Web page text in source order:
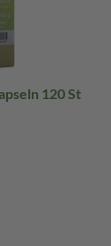
120 St